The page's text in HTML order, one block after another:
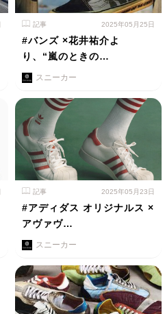
記事 2025年05月25日
#バンズ ×花井祐介よ
り、“嵐のときの…
スニーカー
記事 2025年05月23日
#アディダス オリジナルス ×
アヴァヴ…
スニーカー